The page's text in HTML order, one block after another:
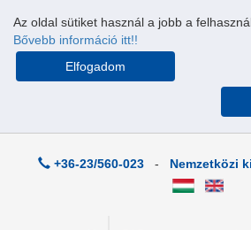
Az oldal sütiket használ a jobb a
Bővebb információ itt!!
Elfogadom
+36-23/560-023- Nemzetközi